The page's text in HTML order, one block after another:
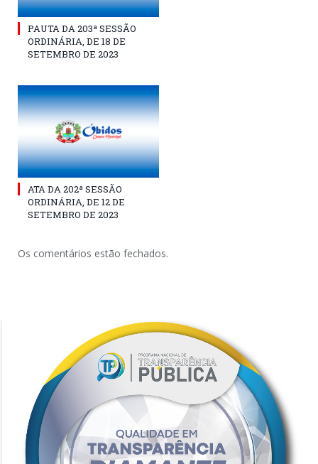
PAUTA DA 203ª SESSÃO
ORDINÁRIA, DE 18 DE
SETEMBRO DE 2023
ATA DA 202ª SESSÃO
ORDINÁRIA, DE 12 DE
SETEMBRO DE 2023
Os comentários estão fechados.